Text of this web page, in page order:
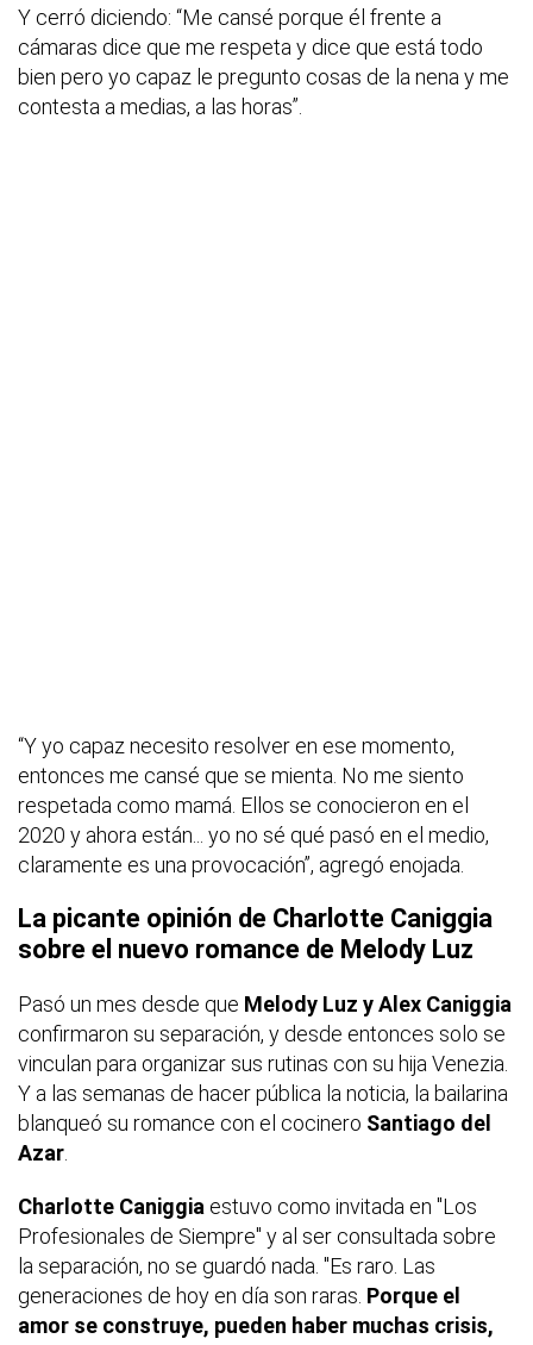
Y cerró diciendo: “Me cansé porque él frente a
cámaras dice que me respeta y dice que está todo
bien pero yo capaz le pregunto cosas de la nena y me
contesta a medias, a las horas”.
“Y yo capaz necesito resolver en ese momento,
entonces me cansé que se mienta. No me siento
respetada como mamá. Ellos se conocieron en el
2020 y ahora están... yo no sé qué pasó en el medio,
claramente es una provocación”, agregó enojada.
La picante opinión de Charlotte Caniggia
sobre el nuevo romance de Melody Luz
Pasó un mes desde que Melody Luz y Alex Caniggia
confirmaron su separación, y desde entonces solo se
vinculan para organizar sus rutinas con su hija Venezia.
Y a las semanas de hacer pública la noticia, la bailarina
blanqueó su romance con el cocinero Santiago del
Azar
Charlotte Caniggia estuvo como invitada en "Los
Profesionales de Siempre" y al ser consultada sobre
la separación, no se guardó nada. "Es raro. Las
generaciones de hoy en día son raras. Porque el
amor se construye, pueden haber muchas crisis,